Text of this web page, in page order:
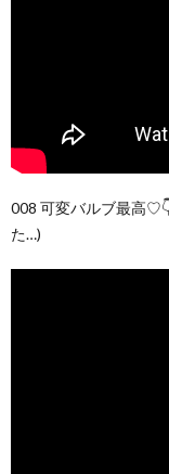
008 可変バルブ最高
た…)